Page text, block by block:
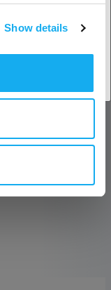
Show details
kleuren en
PLA Duo-Silk
om prints
wordt elke laag
printreis die dual-